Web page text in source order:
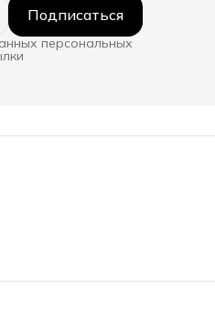
Подписаться
персональных